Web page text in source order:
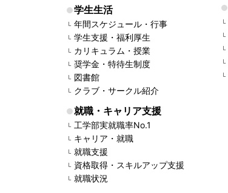
学生生活
年間スケジュール・行事
学生支援・福利厚生
カリキュラム・授業
奨学金・特待生制度
図書館
クラブ・サークル紹介
就職・キャリア支援
工学部実就職率No.1
キャリア・就職
就職支援
資格取得・スキルアップ支援
就職状況